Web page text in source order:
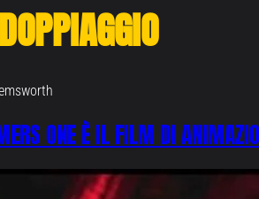
ONE È IL FILM DI